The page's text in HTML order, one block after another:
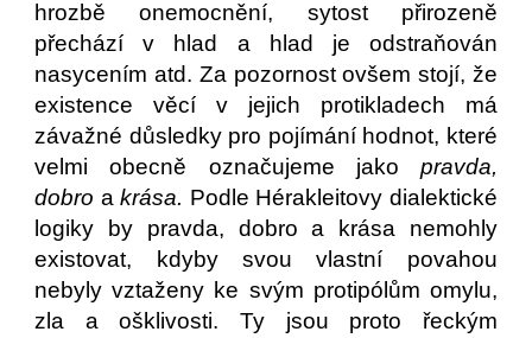
hrozbě onemocnění, sytost přirozeně
přechází v hlad a hlad je odstraňován
nasycením atd. Za pozornost ovšem stojí, že
existence věcí v jejich protikladech má
závažné důsledky pro pojímání hodnot, které
velmi obecně označujeme jako pravda,
dobro a krása. Podle Hérakleitovy dialektické
logiky by pravda, dobro a krása nemohly
existovat, kdyby svou vlastní povahou
nebyly vztaženy ke svým protipólům omylu,
zla a ošklivosti. Ty jsou proto řeckým